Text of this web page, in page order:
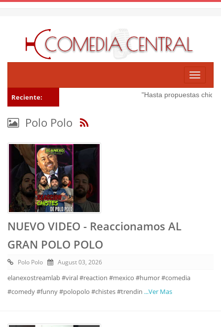
Toggle
Reciente: "Hasta propuestas chidas
Polo Polo
NUEVO VIDEO - Reaccionamos AL
GRAN POLO POLO
Polo Polo August 03, 2026
elanexostreamlab #viral #reaction #mexico #humor #comedia
#comedy #funny #polopolo #chistes #trendin ...Ver Mas